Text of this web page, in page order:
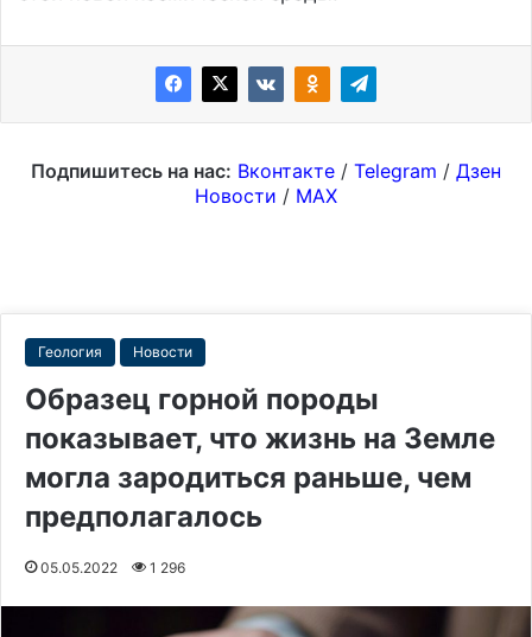
Подпишитесь на нас: Вконтакте / Telegram / Дзен
Новости / MAX